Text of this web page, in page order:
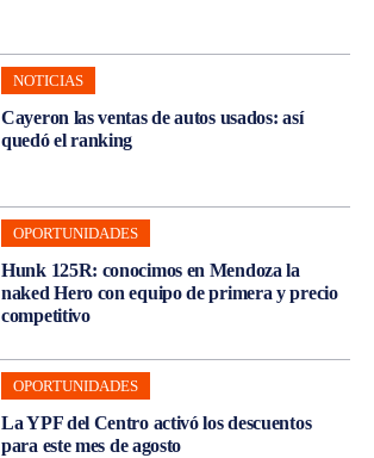
NOTICIAS
Cayeron las ventas de autos usados: así
quedó el ranking
OPORTUNIDADES
Hunk 125R: conocimos en Mendoza la
naked Hero con equipo de primera y precio
competitivo
OPORTUNIDADES
La YPF del Centro activó los descuentos
para este mes de agosto